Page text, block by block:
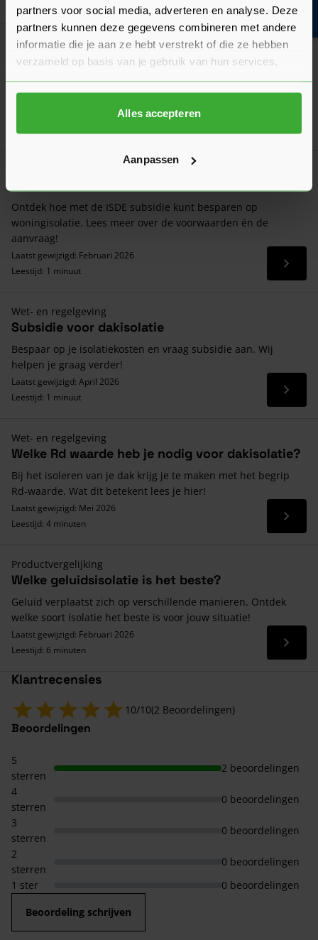
partners voor social media, adverteren en analyse. Deze
partners kunnen deze gegevens combineren met andere
informatie die je aan ze hebt verstrekt of die ze hebben
verzameld op basis van je gebruik van hun services.
Alles accepteren
Aanpassen
Productvergelijking
PIR of glaswol: een productvergelijking
In dit artikel lees je alles over het toepassingsgebied en de
verschillen tussen beide isolatiematerialen!
Laatst gewijzigd: Februari 2026
Ontdek hoe met de ISDE subsidie kunt besparen op
woningisolatie. Lees meer over de voorwaarden én de
aanvraag!
Laatst gewijzigd: Februari 2026
Leestijd: 1 minuut
Lees
Wet- en regelgeving
Subsidie voor dakisolatie
Bespaar op je isolatiekosten en vraag subsidie aan. Wij
helpen je graag verder!
Laatst gewijzigd: April 2026
Leestijd: 1 minuut
Lees
Wet- en regelgeving
Welke Rd waarde heb je nodig voor dakisolatie?
Bij het isoleren van je dak krijg je te maken met het begrip
Rd-waarde. Wat dit betekent lees je hier!
Laatst gewijzigd: Mei 2026
Leestijd: 4 minuten
Lees
Productvergelijking
Welke geluidsisolatie is het beste?
Geluid verplaatst zich op verschillende manieren. Ontdek
welke soort isolatie het beste is voor jouw situatie!
Laatst gewijzigd: Februari 2026
Leestijd: 6 minuten
Lees
Klantrecensies
10/10(2 Beoordelingen)
Beoordelingen
5
sterren
2 beoordelingen
4
sterren
0 beoordelingen
3
sterren
0 beoordelingen
2
sterren
0 beoordelingen
1 ster
0 beoordelingen
Beoordeling schrijven